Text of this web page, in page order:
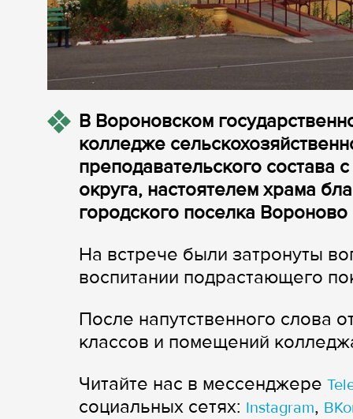
В Вороновском
колледже
преподавательского состава
округа, настоятелем храма
городского поселка
На встрече были затронуты
воспитании подрастающего
После напутственного слова
классов и помещений
Читайте нас в мессенджере
cоциальных сетях: Instagram,